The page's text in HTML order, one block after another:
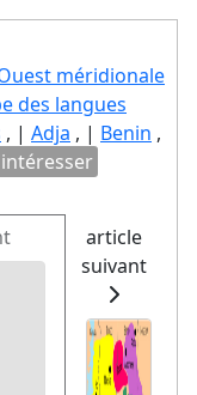
méridionale
des langues
, | Adja , | Benin ,
article
suivant